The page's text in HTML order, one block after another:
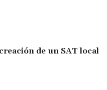
ge m Li
de un SAT local